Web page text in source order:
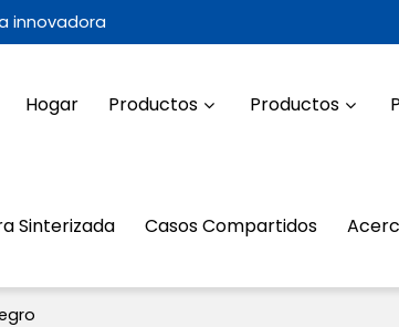
innovadora
Hogar Productos Productos
Sinterizada Casos Compartidos